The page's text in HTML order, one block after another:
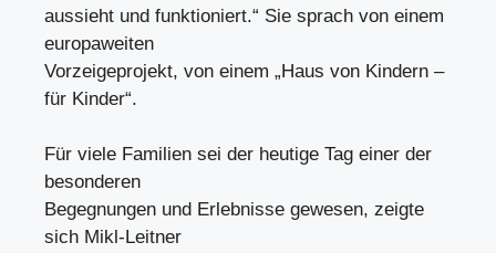
aussieht und funktioniert.“ Sie sprach von einem
europaweiten
Vorzeigeprojekt, von einem „Haus von Kindern –
für Kinder“.
Für viele Familien sei der heutige Tag einer der
besonderen
Begegnungen und Erlebnisse gewesen, zeigte
sich Mikl-Leitner